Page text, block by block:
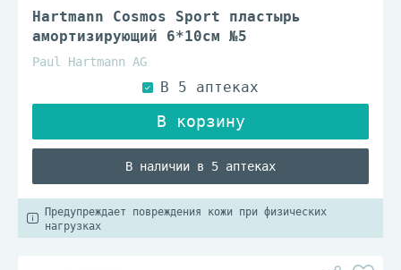
Hartmann Cosmos Sport пластырь
амортизирующий 6*10см №5
Paul Hartmann AG
В наличии в 5 аптеках
Предупреждает повреждения кожи при физических
нагрузках